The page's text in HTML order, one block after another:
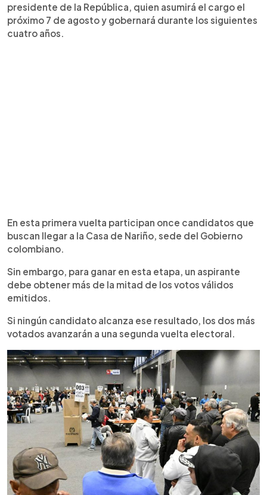
presidente de la República, quien asumirá el cargo el
próximo 7 de agosto y gobernará durante los siguientes
cuatro años.
En esta primera vuelta participan once candidatos que
buscan llegar a la Casa de Nariño, sede del Gobierno
colombiano.
Sin embargo, para ganar en esta etapa, un aspirante
debe obtener más de la mitad de los votos válidos
emitidos.
Si ningún candidato alcanza ese resultado, los dos más
votados avanzarán a una segunda vuelta electoral.